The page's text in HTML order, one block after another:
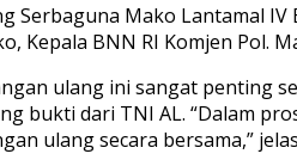
Serbaguna Mako Lantamal
Kepala BNN RI Komjen Pol.
ulang ini sangat penting
bukti dari TNI AL. “Dalam
ulang secara bersama,”